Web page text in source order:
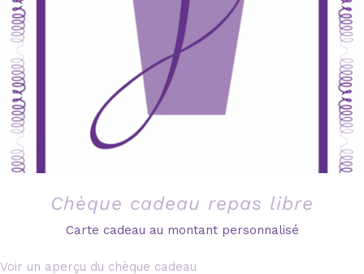
Chèque cadeau repas libre
Carte cadeau au montant personnalisé
Voir un aperçu du chèque cadeau